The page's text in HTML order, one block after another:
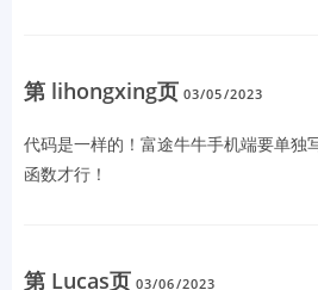
第 lihongxing页 03/05/2023
代码是一样的！富途牛牛手机端要单独
函数才行！
第 Lucas页 03/06/2023